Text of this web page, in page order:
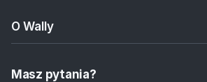
O Wally
Masz pytania?